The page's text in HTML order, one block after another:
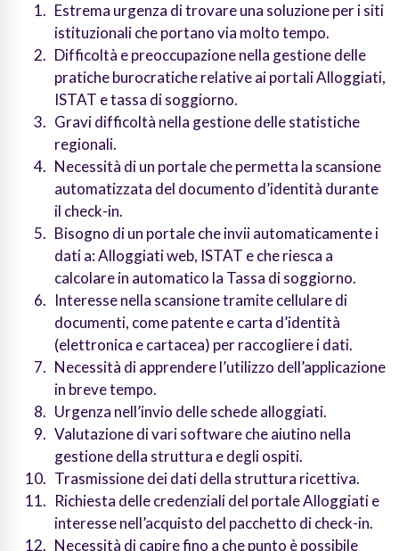
Estrema urgenza di trovare una soluzione per i siti
istituzionali che portano via molto tempo.
Difficoltà e preoccupazione nella gestione delle
pratiche burocratiche relative ai portali Alloggiati,
ISTAT e tassa di soggiorno.
Gravi difficoltà nella gestione delle statistiche
regionali.
Necessità di un portale che permetta la scansione
automatizzata del documento d’identità durante
il check-in.
Bisogno di un portale che invii automaticamente i
dati a: Alloggiati web, ISTAT e che riesca a
calcolare in automatico la Tassa di soggiorno.
Interesse nella scansione tramite cellulare di
documenti, come patente e carta d’identità
(elettronica e cartacea) per raccogliere i dati.
Necessità di apprendere l’utilizzo dell’applicazione
in breve tempo.
Urgenza nell’invio delle schede alloggiati.
Valutazione di vari software che aiutino nella
gestione della struttura e degli ospiti.
Trasmissione dei dati della struttura ricettiva.
Richiesta delle credenziali del portale Alloggiati e
interesse nell’acquisto del pacchetto di check-in.
Necessità di capire fino a che punto è possibile